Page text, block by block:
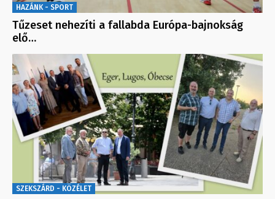
HAZÁNK - SPORT
Tűzeset nehezíti a fallabda Európa-bajnokság
elő…
SZEKSZÁRD - KÖZÉLET